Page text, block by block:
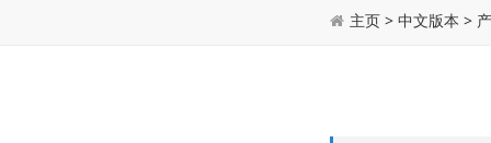
主页 > 中文版本 >